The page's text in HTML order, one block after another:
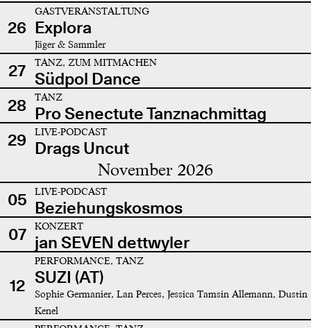
26
GASTVERANSTALTUNG
Explora
Jäger & Sammler
27 TANZ, ZUM MITMACHEN
Südpol Dance
28
TANZ
Pro Senectute Tanznachmittag
29
LIVE-PODCAST
Drags Uncut
November 2026
05 LIVE-PODCAST
Beziehungskosmos
07
KONZERT
jan SEVEN dettwyler
12
PERFORMANCE, TANZ
SUZI (AT)
Sophie Germanier, Lan Perces, Jessica Tamsin Allemann, Dustin
Kenel